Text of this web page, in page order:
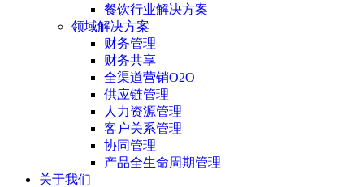
餐饮行业解决方案
领域解决方案
财务管理
财务共享
全渠道营销O2O
供应链管理
人力资源管理
客户关系管理
协同管理
产品全生命周期管理
关于我们